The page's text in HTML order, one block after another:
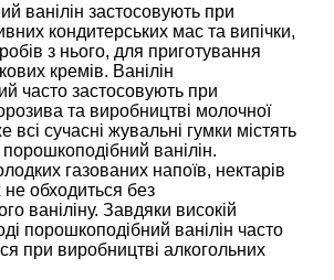
ванілін застосовують при
кондитерських мас та випічки,
з нього, для приготування
кремів. Ванілін
часто застосовують при
та виробництві молочної
всі сучасні жувальні гумки містять
ванілін.
газованих напоїв, нектарів
не обходиться без
ваніліну. Завдяки високій
порошкоподібний ванілін часто
при виробництві алкогольних